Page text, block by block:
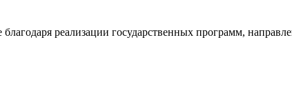
реализации государственных программ,